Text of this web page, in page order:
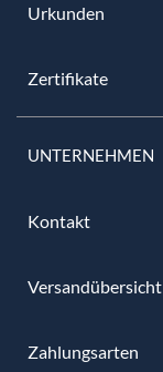
Urkunden
Zertifikate
UNTERNEHMEN
Kontakt
Versandübersicht
Zahlungsarten